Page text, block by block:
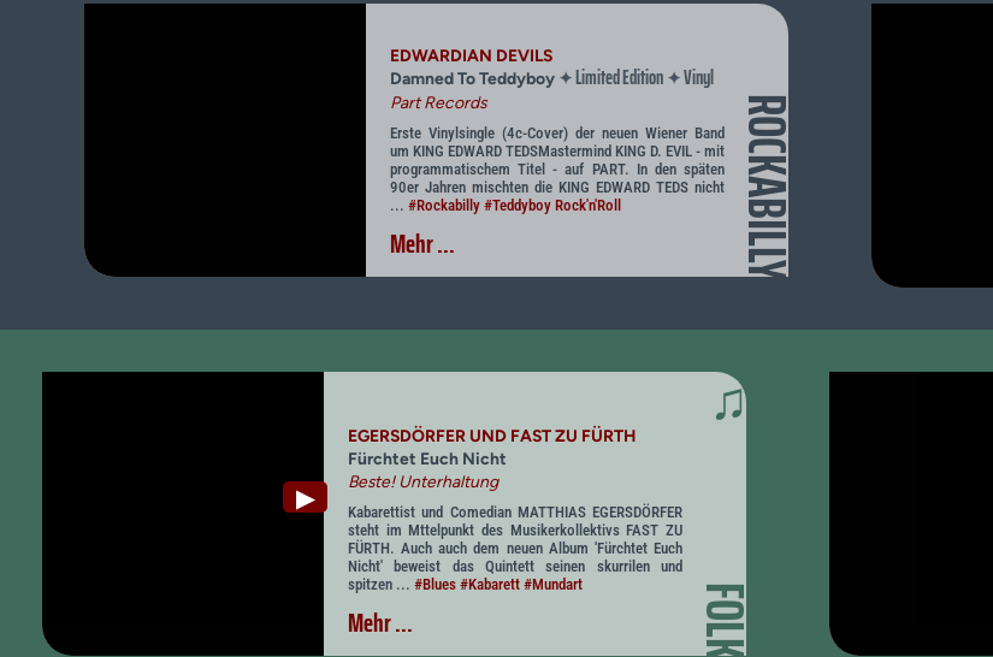
ROCKABILLY
EDWARDIAN DEVILS
Damned To Teddyboy ✦Limited Edition✦Vinyl
Part Records
Erste Vinylsingle (4c-Cover) der neuen Wiener Band
um KING EDWARD TEDSMastermind KING D. EVIL - mit
programmatischem Titel - auf PART. In den späten
90er Jahren mischten die KING EDWARD TEDS nicht
... #Rockabilly #Teddyboy Rock'n'Roll
Mehr ...
▶
♫
FOLK
EGERSDÖRFER UND FAST ZU FÜRTH
Fürchtet Euch Nicht
Beste! Unterhaltung
Kabarettist und Comedian MATTHIAS EGERSDÖRFER
steht im Mttelpunkt des Musikerkollektivs FAST ZU
FÜRTH. Auch auch dem neuen Album 'Fürchtet Euch
Nicht' beweist das Quintett seinen skurrilen und
spitzen ... #Blues #Kabarett #Mundart
Mehr ...